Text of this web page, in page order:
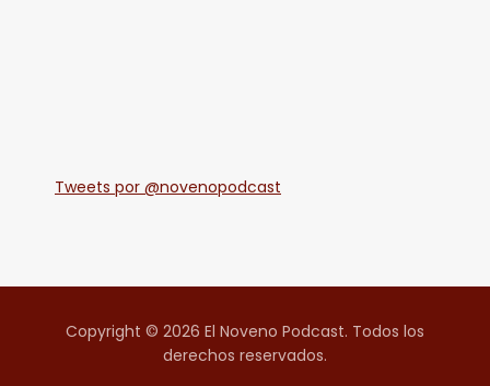
Tweets por @novenopodcast
Copyright © 2026 El Noveno Podcast. Todos los
derechos reservados.